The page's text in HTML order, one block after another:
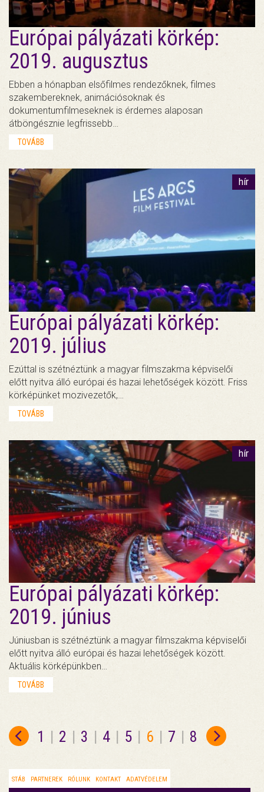
Európai pályázati körkép:
2019. augusztus
Ebben a hónapban elsőfilmes rendezőknek, filmes
szakembereknek, animációsoknak és
dokumentumfilmeseknek is érdemes alaposan
átböngésznie legfrissebb…
TOVÁBB
hír
Európai pályázati körkép:
2019. július
Ezúttal is szétnéztünk a magyar filmszakma képviselői
előtt nyitva álló európai és hazai lehetőségek között. Friss
körképünket mozivezetők,…
TOVÁBB
hír
Európai pályázati körkép:
2019. június
Júniusban is szétnéztünk a magyar filmszakma képviselői
előtt nyitva álló európai és hazai lehetőségek között.
Aktuális körképünkben…
TOVÁBB
1 | 2 | 3 | 4 | 5 | 6 | 7 | 8
STÁB PARTNEREK RÓLUNK KONTAKT ADATVÉDELEM